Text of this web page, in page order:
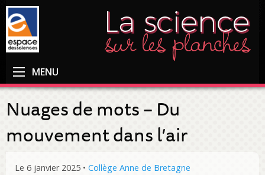
MENU
Nuages de mots – Du
mouvement dans l’air
Le 6 janvier 2025 • Collège Anne de Bretagne